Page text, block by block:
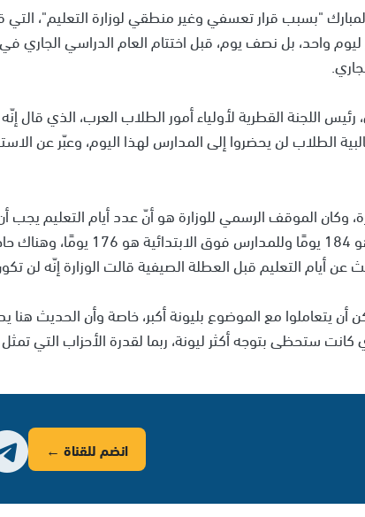
"بسبب قرار تعسفي وغير منطقي لوزارة التعليم"،
واحد، بل نصف يوم، قبل اختتام العام الدراسي الجاري في
اللجنة القطرية لأولياء أمور الطلاب العرب، الذي قال
الطلاب لن يحضروا إلى المدارس لهذا اليوم، وعبّر عن
وكان الموقف الرسمي للوزارة هو أنّ عدد أيام التعليم يجب
يكون محدّدا حسب القانون، ففي المدارس الابتدائية هو 184 يومًا وللمدارس فوق الابتدائية هو
أيام التعليم قبل العطلة الصيفية قالت الوزارة إنّه لن
مع الموضوع بليونة أكبر، خاصة وأن الحديث هنا
ستحظى بتوجه أكثر ليونة، ربما لقدرة الأحزاب التي
انضم للقناة ←